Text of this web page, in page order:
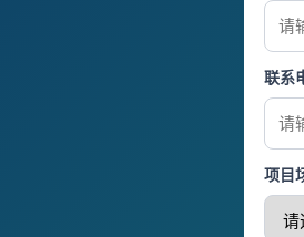
联系
项目